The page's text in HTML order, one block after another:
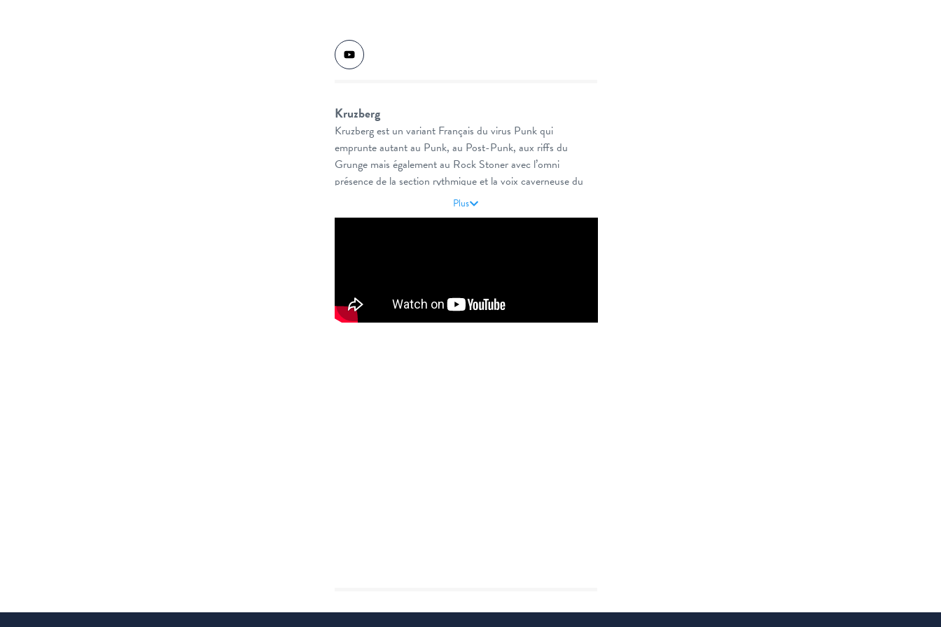
Kruzberg
Kruzberg est un variant Français du virus Punk qui
emprunte autant au Punk, au Post-Punk, aux riffs du
Grunge mais également au Rock Stoner avec l’omni
présence de la section rythmique et la voix caverneuse du
Plus